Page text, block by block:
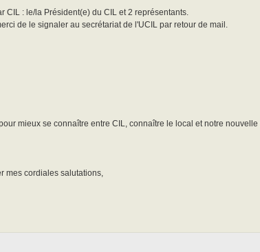
CIL : le/la Président(e) du CIL et 2 représentants.
de le signaler au secrétariat de l'UCIL par retour de mail.
mieux se connaître entre CIL, connaître le local et notre
mes cordiales salutations,